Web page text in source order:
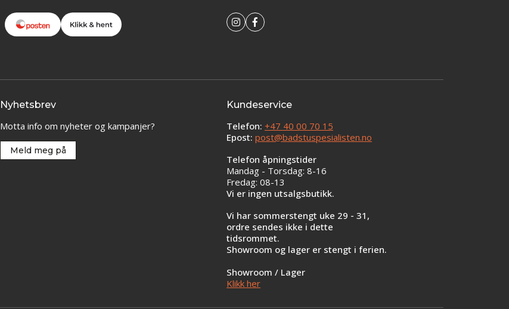
Nyhetsbrev
Motta info om nyheter og kampanjer?
Meld meg på
Kundeservice
Telefon: +47 40 00 70 15
Epost: post@badstuspesialisten.no
Telefon åpningstider
Mandag - Torsdag: 8-16
Fredag: 08-13
Vi er ingen utsalgsbutikk.
Vi har sommerstengt uke 29 - 31,
ordre sendes ikke i dette
tidsrommet.
Showroom og lager er stengt i ferien.
Showroom / Lager
Klikk her